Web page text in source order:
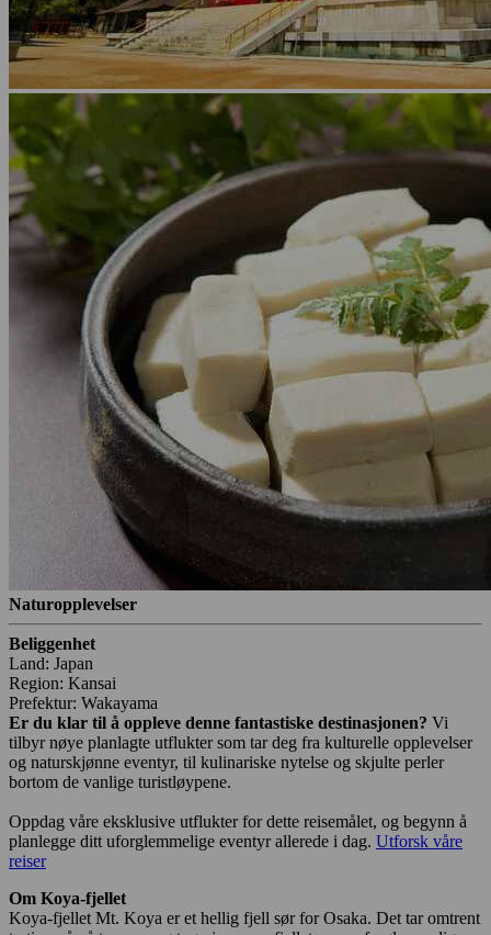
Naturopplevelser
Beliggenhet
Land: Japan
Region: Kansai
Prefektur: Wakayama
Er du klar til å oppleve denne fantastiske destinasjonen? Vi
tilbyr nøye planlagte utflukter som tar deg fra kulturelle opplevelser
og naturskjønne eventyr, til kulinariske nytelse og skjulte perler
bortom de vanlige turistløypene.
Oppdag våre eksklusive utflukter for dette reisemålet, og begynn å
planlegge ditt uforglemmelige eventyr allerede i dag. Utforsk våre
reiser
Om Koya-fjellet
Koya-fjellet Mt. Koya er et hellig fjell sør for Osaka. Det tar omtrent